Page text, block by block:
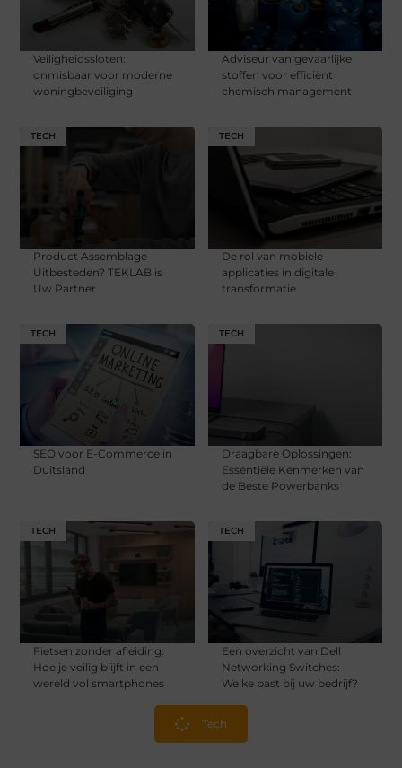
Veiligheidssloten:
onmisbaar voor moderne
woningbeveiliging
Adviseur van gevaarlijke
stoffen voor efficiënt
chemisch management
TECH
Product Assemblage
Uitbesteden? TEKLAB is
Uw Partner
TECH
De rol van mobiele
applicaties in digitale
transformatie
TECH
SEO voor E-Commerce in
Duitsland
TECH
Draagbare Oplossingen:
Essentiële Kenmerken van
de Beste Powerbanks
TECH
Fietsen zonder afleiding:
Hoe je veilig blijft in een
wereld vol smartphones
TECH
Een overzicht van Dell
Networking Switches:
Welke past bij uw bedrijf?
Tech